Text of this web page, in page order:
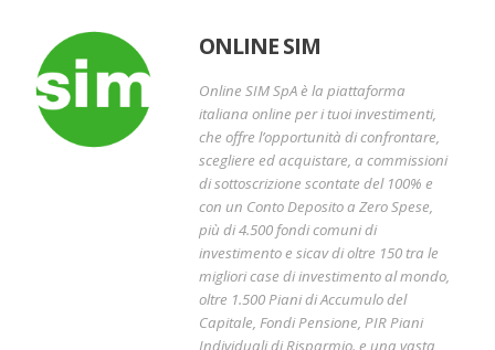
ONLINE SIM
Online SIM SpA è la piattaforma
italiana online per i tuoi investimenti,
che offre l’opportunità di confrontare,
scegliere ed acquistare, a commissioni
di sottoscrizione scontate del 100% e
con un Conto Deposito a Zero Spese,
più di 4.500 fondi comuni di
investimento e sicav di oltre 150 tra le
migliori case di investimento al mondo,
oltre 1.500 Piani di Accumulo del
Capitale, Fondi Pensione, PIR Piani
Individuali di Risparmio. e una vasta